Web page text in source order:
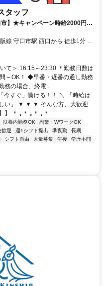
タッフ
市】★キャンペーン時給2000円★
る◎月収30万円以上可能！
て＞ 16:15～23:30 ＊勤務日数は
～OK！ ◆早番・遅番の通し勤務
務の場合、終電...
今すぐ」働ける！！ ＼ 「時給は
い」 ▼ ▼ ▼ そんな方、大歓迎
】 ＊.｡＊.｡＊.｡＊...
扶養内勤務OK
副業・WワークOK
歓迎 週1シフト提出 準夜勤
長期
シフト自由 大量募集 午後
学歴不問